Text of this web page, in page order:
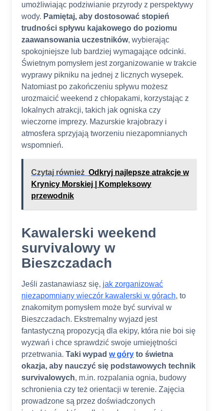
umożliwiając podziwianie przyrody z perspektywy
wody. Pamiętaj, aby dostosować stopień
trudności spływu kajakowego do poziomu
zaawansowania uczestników, wybierając
spokojniejsze lub bardziej wymagające odcinki.
Świetnym pomysłem jest zorganizowanie w trakcie
wyprawy pikniku na jednej z licznych wysepek.
Natomiast po zakończeniu spływu możesz
urozmaicić weekend z chłopakami, korzystając z
lokalnych atrakcji, takich jak ogniska czy
wieczorne imprezy. Mazurskie krajobrazy i
atmosfera sprzyjają tworzeniu niezapomnianych
wspomnień.​
Czytaj również Odkryj najlepsze atrakcje w
Krynicy Morskiej | Kompleksowy
przewodnik
Kawalerski weekend
survivalowy w
Bieszczadach
Jeśli zastanawiasz się, jak zorganizować
niezapomniany wieczór kawalerski w górach, to
znakomitym pomysłem może być survival w
Bieszczadach. Ekstremalny wyjazd jest
fantastyczną propozycją dla ekipy, która nie boi się
wyzwań i chce sprawdzić swoje umiejętności
przetrwania. Taki wypad w góry to świetna
okazja, aby nauczyć się podstawowych technik
survivalowych, m.in. rozpalania ognia, budowy
schronienia czy też orientacji w terenie. Zajęcia
prowadzone są przez doświadczonych